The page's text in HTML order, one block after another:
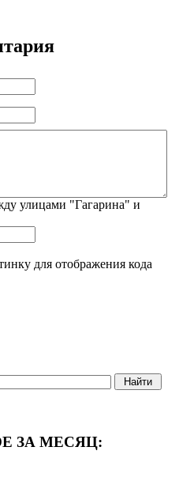
улицами "Гагарина" и
ЗА МЕСЯЦ: